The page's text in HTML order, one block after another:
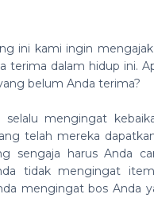
ini kami ingin
terima dalam hidup ini.
belum Anda terima?
selalu mengingat
telah mereka
sengaja harus Anda
tidak mengingat
mengingat bos Anda